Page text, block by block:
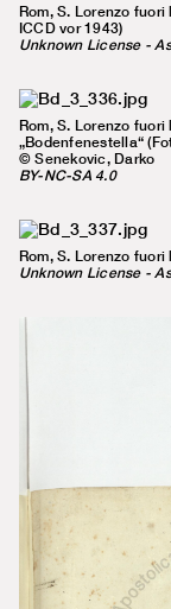
Rom, S. Lorenzo
ICCD vor 1943)
Unknown License -
Rom, S. Lorenzo
„Bodenfenestella“
© Senekovic, Darko
BY-NC-SA 4.0
Rom, S. Lorenzo
Unknown License -